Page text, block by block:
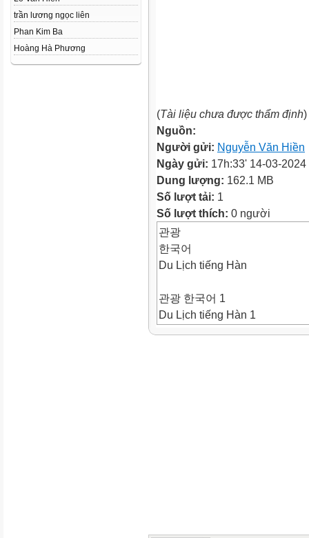
trần lương ngọc liên
Phan Kim Ba
Hoàng Hà Phương
(Tài liệu chưa được thẩm định)
Nguồn:
Người gửi: Nguyễn Văn Hiền
Ngày gửi: 17h:33' 14-03-2024
Dung lượng: 162.1 MB
Số lượt tải: 1
Số lượt thích: 0 người
관광
한국어
Du Lịch tiếng Hàn
관광 한국어 1
Du Lịch tiếng Hàn 1